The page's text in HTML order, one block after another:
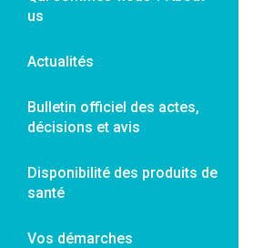
us
Actualités
Bulletin officiel des actes,
décisions et avis
Disponibilité des produits de
santé
Vos démarches